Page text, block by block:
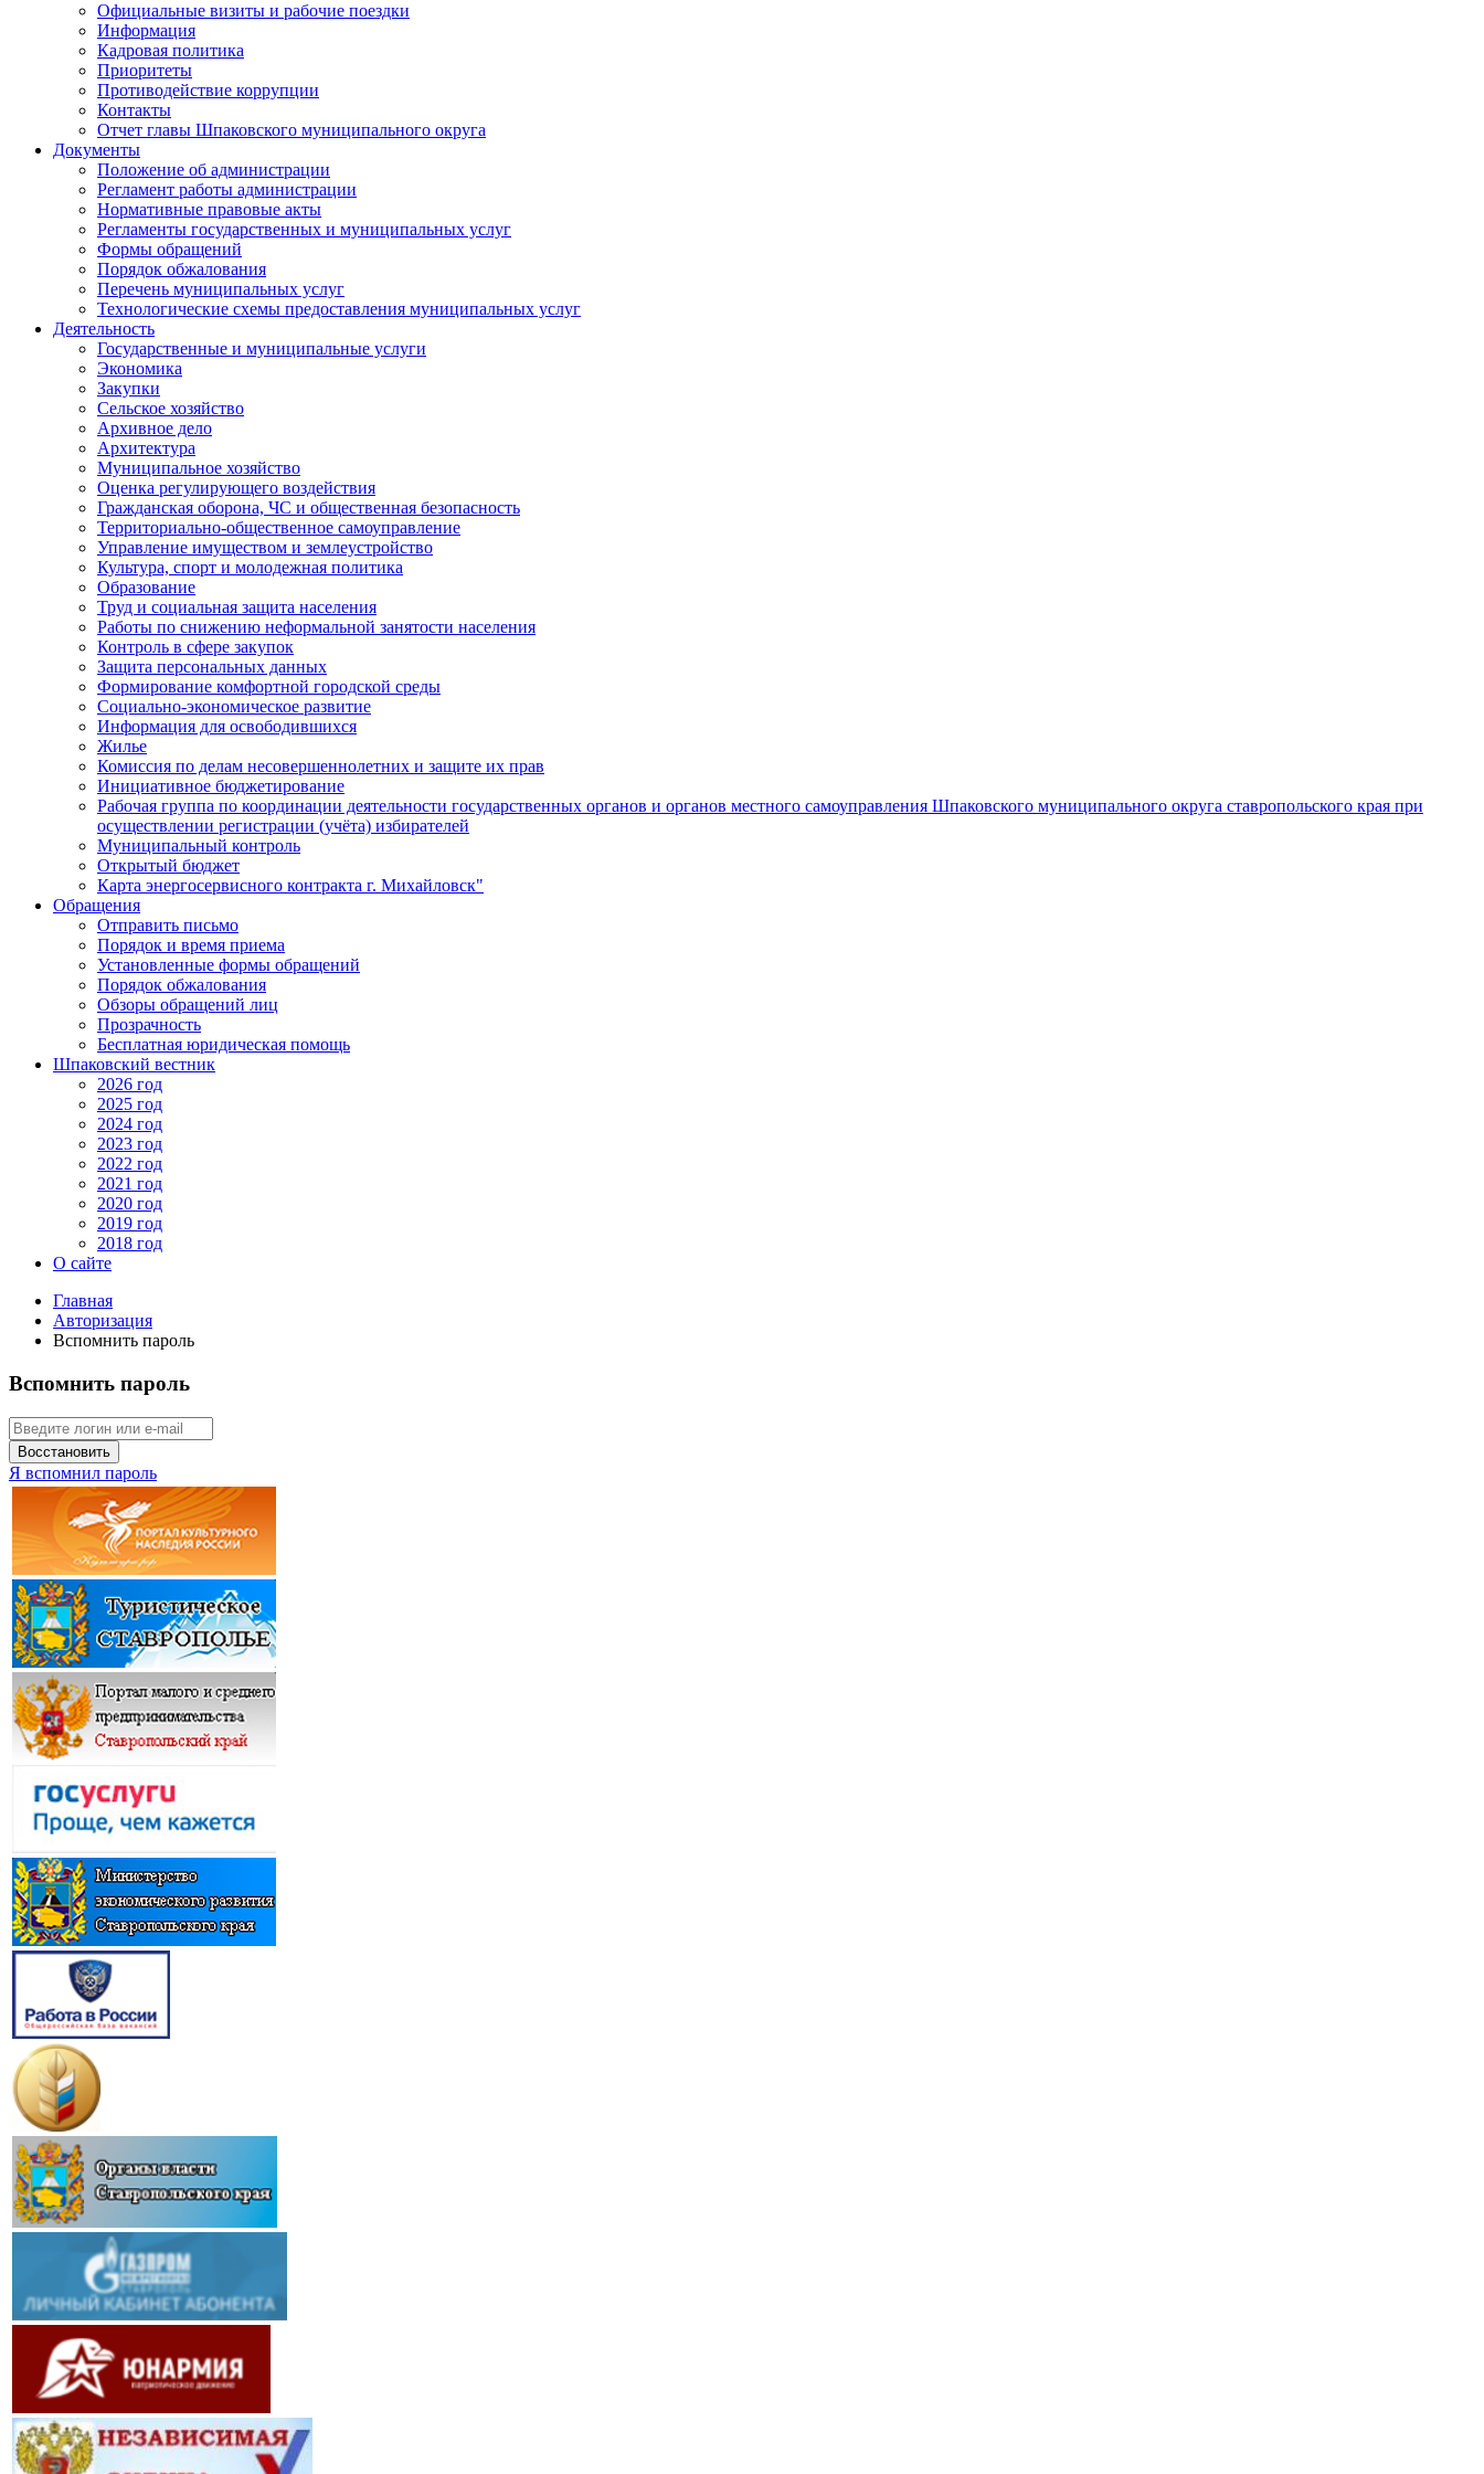
Официальные визиты и рабочие поездки
Информация
Кадровая политика
Приоритеты
Противодействие коррупции
Контакты
Отчет главы Шпаковского муниципального округа
Документы
Положение об администрации
Регламент работы администрации
Нормативные правовые акты
Регламенты государственных и муниципальных услуг
Формы обращений
Порядок обжалования
Перечень муниципальных услуг
Технологические схемы предоставления муниципальных услуг
Деятельность
Государственные и муниципальные услуги
Экономика
Закупки
Сельское хозяйство
Архивное дело
Архитектура
Муниципальное хозяйство
Оценка регулирующего воздействия
Гражданская оборона, ЧС и общественная безопасность
Территориально-общественное самоуправление
Управление имуществом и землеустройство
Культура, спорт и молодежная политика
Образование
Труд и социальная защита населения
Работы по снижению неформальной занятости населения
Контроль в сфере закупок
Защита персональных данных
Формирование комфортной городской среды
Социально-экономическое развитие
Информация для освободившихся
Жилье
Комиссия по делам несовершеннолетних и защите их прав
Инициативное бюджетирование
Рабочая группа по координации деятельности государственных органов и органов местного самоуправления Шпаковского муниципального округа ставропольского края при
осуществлении регистрации (учёта) избирателей
Муниципальный контроль
Открытый бюджет
Карта энергосервисного контракта г. Михайловск"
Обращения
Отправить письмо
Порядок и время приема
Установленные формы обращений
Порядок обжалования
Обзоры обращений лиц
Прозрачность
Бесплатная юридическая помощь
Шпаковский вестник
2026 год
2025 год
2024 год
2023 год
2022 год
2021 год
2020 год
2019 год
2018 год
О сайте
Главная
Авторизация
Вспомнить пароль
Вспомнить пароль
Восстановить
Я вспомнил пароль